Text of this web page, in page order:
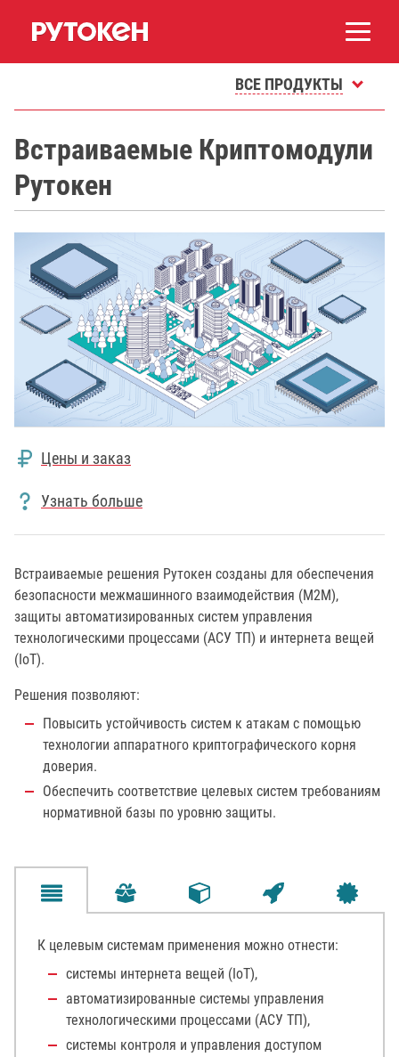
ВСЕ ПРОДУКТЫ
Встраиваемые Криптомодули
Рутокен
Цены и заказ
Узнать больше
Встраиваемые решения Рутокен созданы для обеспечения
безопасности межмашинного взаимодействия (M2M),
защиты автоматизированных систем управления
технологическими процессами (АСУ ТП) и интернета вещей
(IoT).
Решения позволяют:
Повысить устойчивость систем к атакам с помощью
технологии аппаратного криптографического корня
доверия.
Обеспечить соответствие целевых систем требованиям
нормативной базы по уровню защиты.
К целевым системам применения можно отнести:
системы интернета вещей (IoT),
автоматизированные системы управления
технологическими процессами (АСУ ТП),
системы контроля и управления доступом